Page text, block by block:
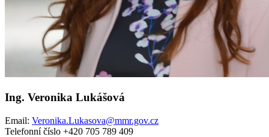
Ing. Veronika Lukášová
Email: Veronika.Lukasova@mmr.gov.cz
Telefonní číslo +420 705 789 409